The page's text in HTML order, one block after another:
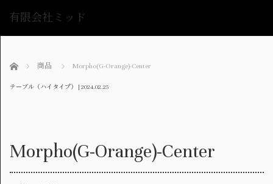
有限会社ミッド
ホーム 商品 Morpho(G-Orange)-Center
テーブル（ハイタイプ） | 2024.02.25
Morpho(G-Orange)-Center